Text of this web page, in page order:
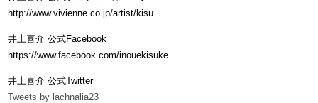
http://www.vivienne.co.jp/artist/kisu…
井上喜介 公式Facebook
https://www.facebook.com/inouekisuke….
井上喜介 公式Twitter
Tweets by lachnalia23